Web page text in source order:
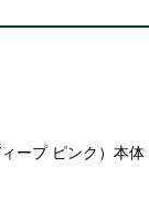
ープ ピンク）本体